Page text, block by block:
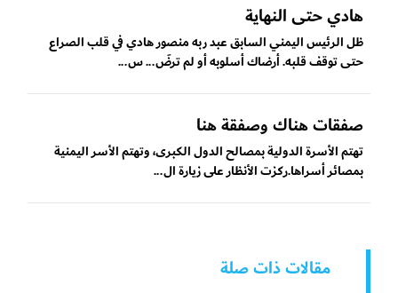
هادي حتى النهاية
ظل الرئيس اليمني السابق عبد ربه منصور هادي في قلب الصراع
حتى توقف قلبه. أرضاك أسلوبه أو لم ترضَ... س...
صفقات هناك وصفقة هنا
تهتم الأسرة الدولية بمصالح الدول الكبرى، وتهتم الأسر اليمنية
بمصائر أسراها.ركزت الأنظار على زيارة ال...
مقالات ذات صلة